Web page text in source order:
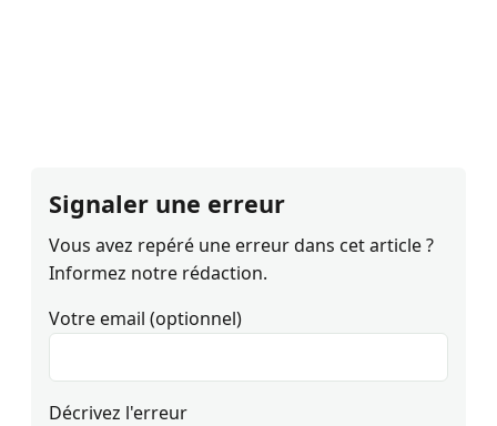
Signaler une erreur
Vous avez repéré une erreur dans cet article ?
Informez notre rédaction.
Votre email (optionnel)
Décrivez l'erreur